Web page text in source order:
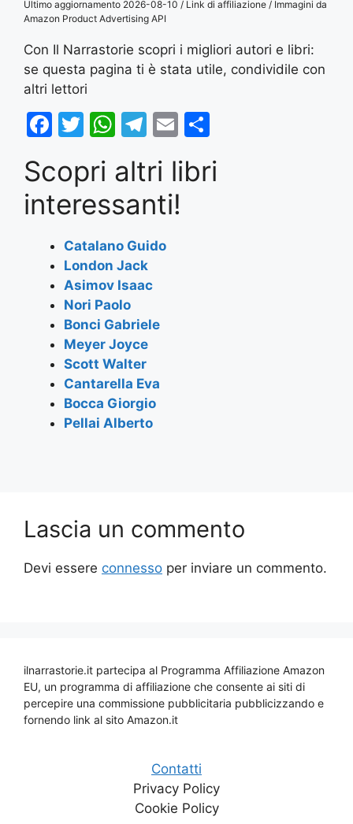
Ultimo aggiornamento 2026-08-10 / Link di affiliazione / Immagini da
Amazon Product Advertising API
Con Il Narrastorie scopri i migliori autori e libri:
se questa pagina ti è stata utile, condividile con
altri lettori
F
c
e
b
o
o
k
T
itt
er
W
at
s
A
p
p
T
e
gr
a
m
E
ai
l
ar
Scopri altri libri
interessanti!
Catalano Guido
London Jack
Asimov Isaac
Nori Paolo
Bonci Gabriele
Meyer Joyce
Scott Walter
Cantarella Eva
Bocca Giorgio
Pellai Alberto
Lascia un commento
Devi essere connesso per inviare un commento.
ilnarrastorie.it partecipa al Programma Affiliazione Amazon
EU, un programma di affiliazione che consente ai siti di
percepire una commissione pubblicitaria pubblicizzando e
fornendo link al sito Amazon.it
Contatti
Privacy Policy
Cookie Policy